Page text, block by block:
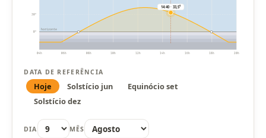
0°
30°
horizonte
04h 06h 08h 10h 12h 14h 16h 18h 20h
14:40 · 33,5°
DATA DE REFERÊNCIA
Hoje Solstício jun
Equinócio set
Solstício dez
DIA MÊS